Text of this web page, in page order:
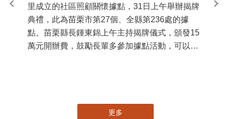
里成立的社區照顧關懷據點，31日上午舉辦揭牌
典禮，此為苗栗市第27個、全縣第236處的據
點。苗栗縣長鍾東錦上午主持揭牌儀式，頒發15
萬元開辦費，鼓勵長輩多參加據點活動，可以更
苗
更多